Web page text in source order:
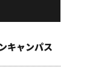
キャンパス